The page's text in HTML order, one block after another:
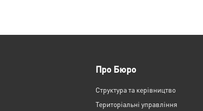
Про Бюро
Структура та керівництво
Територіальні управління